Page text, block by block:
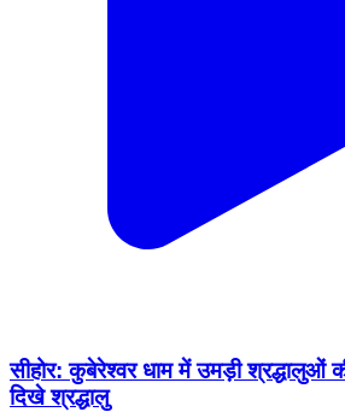
सीहोर: कुबेरेश्वर धाम में उमड़ी श्रद्धालुओं
दिखे श्रद्धालु